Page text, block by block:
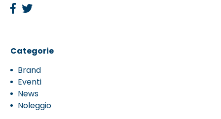
Categorie
Brand
Eventi
News
Noleggio